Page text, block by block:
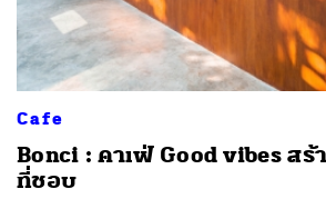
Cafe
Bonci : คาเฟ่ Good vibes สร้
ที่ชอบ